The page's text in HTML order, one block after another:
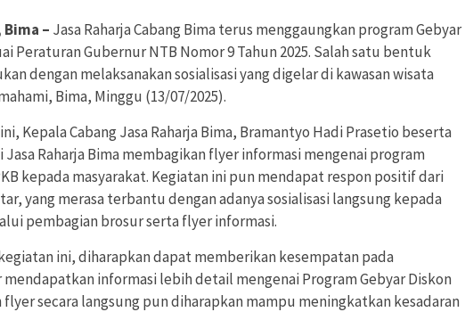
Bima – Jasa Raharja Cabang Bima terus menggaungkan program Gebyar
Peraturan Gubernur NTB Nomor 9 Tahun 2025. Salah satu bentuk
dengan melaksanakan sosialisasi yang digelar di kawasan wisata
Bima, Minggu (13/07/2025).
Kepala Cabang Jasa Raharja Bima, Bramantyo Hadi Prasetio beserta
Raharja Bima membagikan flyer informasi mengenai program
kepada masyarakat. Kegiatan ini pun mendapat respon positif dari
yang merasa terbantu dengan adanya sosialisasi langsung kepada
pembagian brosur serta flyer informasi.
ini, diharapkan dapat memberikan kesempatan pada
mendapatkan informasi lebih detail mengenai Program Gebyar Diskon
flyer secara langsung pun diharapkan mampu meningkatkan kesadaran